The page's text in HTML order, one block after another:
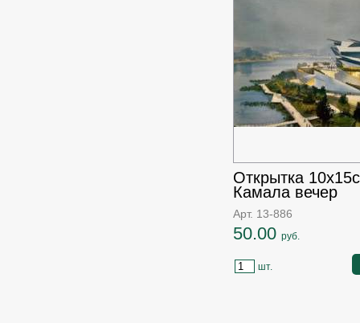
Открытка
Камала вечер
Арт. 13-886
50.00 руб.
шт.